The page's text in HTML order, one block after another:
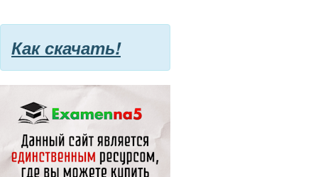
Как скачать!